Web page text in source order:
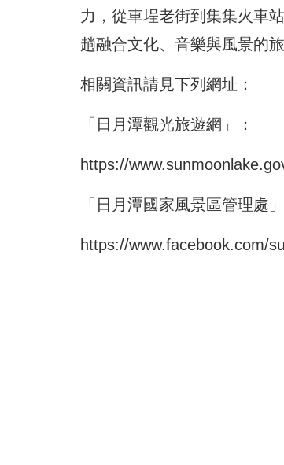
力，從車埕老街到集集火車
趟融合文化、音樂與風景的
相關資訊請見下列網址：
「日月潭觀光旅遊網」：
https://
「日月潭國家風景區管理處
https://www.facebook.com/